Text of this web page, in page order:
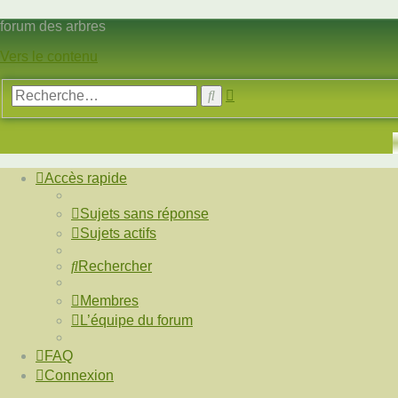
forum des arbres
Vers le contenu
Rechercher
Accès rapide
Sujets sans réponse
Sujets actifs
Rechercher
Membres
L’équipe du forum
FAQ
Connexion